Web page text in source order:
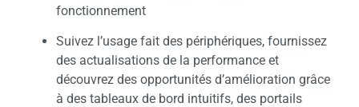
fonctionnement
Suivez l’usage fait des périphériques, fournissez
des actualisations de la performance et
découvrez des opportunités d’amélioration grâce
à des tableaux de bord intuitifs, des portails